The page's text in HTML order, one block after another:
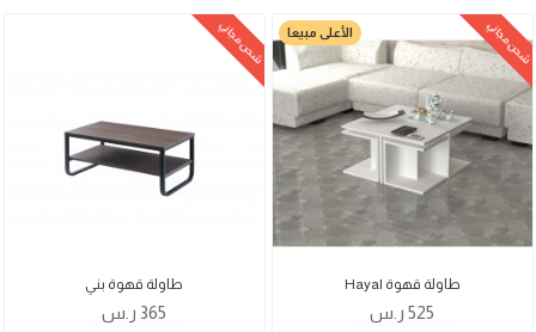
الأعلى مبيعا شحن مجاني
طاولة قهوة Hayal
525 ر.س
شحن مجاني
طاولة قهوة بني
365 ر.س